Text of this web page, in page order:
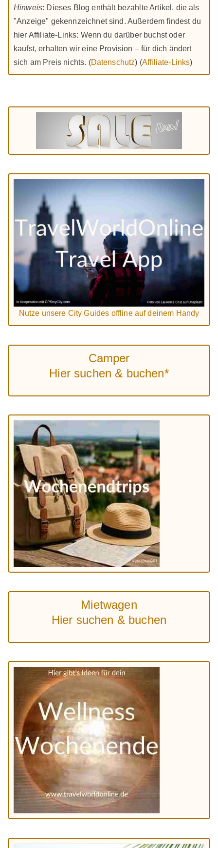
Hinweis: Dieses Blog enthält bezahlte Artikel, die als
"Anzeige" gekennzeichnet sind. Außerdem findest du
hier Affiliate-Links: Wenn du darüber buchst oder
kaufst, erhalten wir eine Provision – für dich ändert
sich am Preis nichts. (Datenschutz) (Affiliate-Links)
Nutze unsere City Guides offline auf deinem Handy
Camper
Hier suchen & buchen*
Mietwagen
Hier suchen & buchen